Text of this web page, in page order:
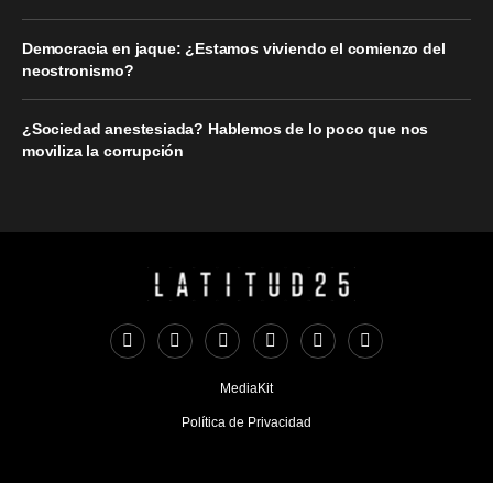
Democracia en jaque: ¿Estamos viviendo el comienzo del
neostronismo?
¿Sociedad anestesiada? Hablemos de lo poco que nos
moviliza la corrupción
MediaKit
Política de Privacidad